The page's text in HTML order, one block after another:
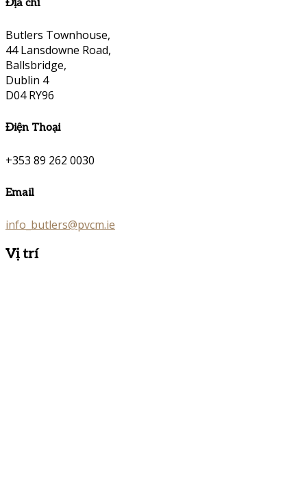
Địa chỉ
Butlers Townhouse,
44 Lansdowne Road,
Ballsbridge,
Dublin 4
D04 RY96
Điện Thoại
+353 89 262 0030
Email
info_butlers@pvcm.ie
Vị trí